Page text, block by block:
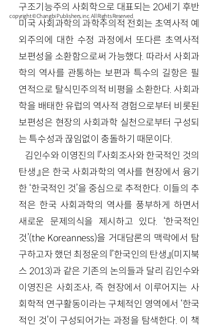
구조기능주의 사회학으로 대표되는 20세기 후반
미국 사회과학의 과학주의적 전회는 초역사적 예
외주의에 대한 수정 과정에서 또다른 초역사적
보편성을 소환함으로써 가능했다. 따라서 사회과
학의 역사를 관통하는 보편과 특수의 길항은 필
연적으로 탈식민주의적 비평을 소환한다. 사회과
학을 배태한 유럽의 역사적 경험으로부터 비롯된
보편성은 현장의 사회과학 실천으로부터 구성되
는 특수성과 끊임없이 충돌하기 때문이다.
김인수와 이영진의 『사회조사와 한국적인 것의
탄생』은 한국 사회과학의 역사를 현장에서 융기
한 ‘한국적인 것’을 중심으로 추적한다. 이들의 추
적은 한국 사회과학의 역사를 풍부하게 하면서
새로운 문제의식을 제시하고 있다. ‘한국적인
것’(the Koreanness)을 거대담론의 맥락에서 탐
구하고자 했던 최정운의 『한국인의 탄생』(미지북
스 2013)과 같은 기존의 논의들과 달리 김인수와
이영진은 사회조사, 즉 현장에서 이루어지는 사
회학적 연구활동이라는 구체적인 영역에서 ‘한국
적인 것’이 구성되어가는 과정을 탐색한다. 이 책
copyright © Changbi Publishers, inc. All Rights Reserved.